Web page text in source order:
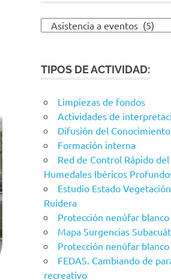
Entradas
TIPOS DE ACTIVIDAD:
Limpiezas de fondos
Actividades de
Difusión del Conocimiento
Formación interna
Red de Control Rápido
Humedales Ibéricos
Estudio Estado
Ruidera
Protección nenúfar blanco
Mapa Surgencias
Protección nenúfar
FEDAS. Cambiando de
recreativo